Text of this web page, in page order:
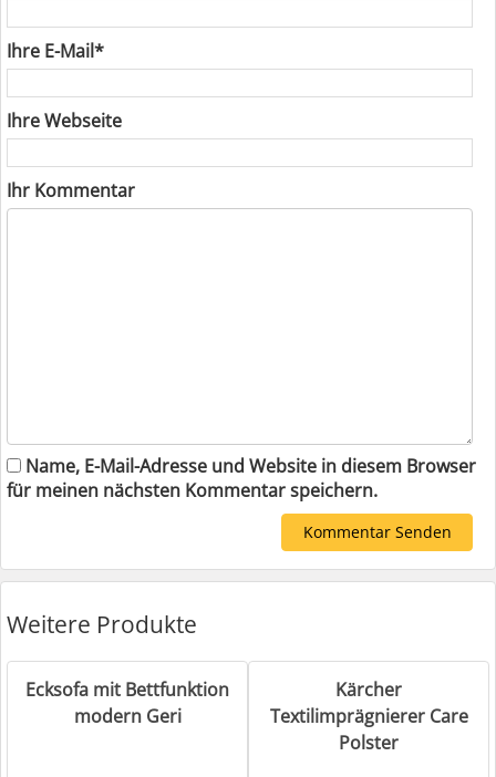
Ihre E-Mail*
Ihre Webseite
Ihr Kommentar
Name, E-Mail-Adresse und Website in diesem Browser
für meinen nächsten Kommentar speichern.
Weitere Produkte
Ecksofa mit Bettfunktion
modern Geri
Kärcher
Textilimprägnierer Care
Polster